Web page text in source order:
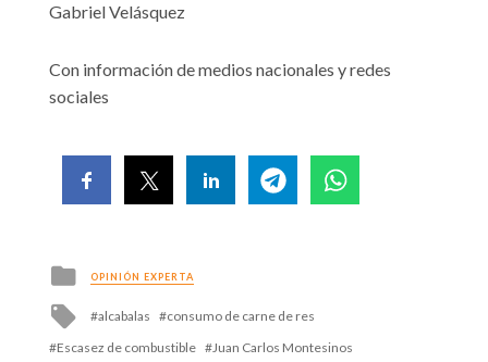
Gabriel Velásquez
Con información de medios nacionales y redes
sociales
Posted
in
OPINIÓN EXPERTA
Tagged
alcabalas
consumo de carne de res
Escasez de combustible
Juan Carlos Montesinos